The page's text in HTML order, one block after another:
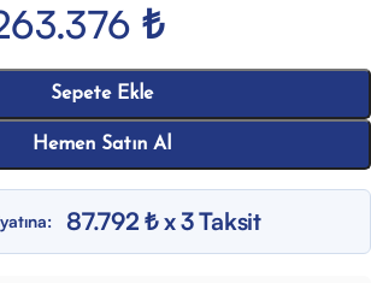
₺
Sepete Ekle
Hemen Satın Al
87.792 ₺ x 3 Taksit